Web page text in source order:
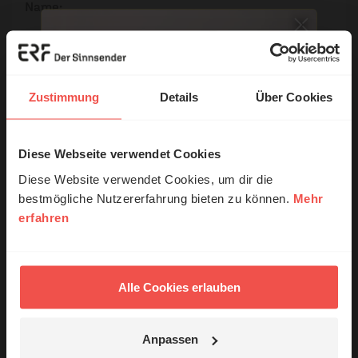
Zustimmung Details Über Cookies
Diese Webseite verwendet Cookies
Diese Website verwendet Cookies, um dir die
bestmögliche Nutzererfahrung bieten zu können. Mehr
erfahren
Alle Cookies erlauben
Anpassen
Name:
Die E-Mail-Adresse wird nicht veröffentlicht.
Kommentar:
Ich bin damit einverstanden, dass meine Angaben
anonymisiert erfasst und zum Zweck der
Ihrer Daten an Dritte. Näheres siehe
© Ruth Schneider / ERF